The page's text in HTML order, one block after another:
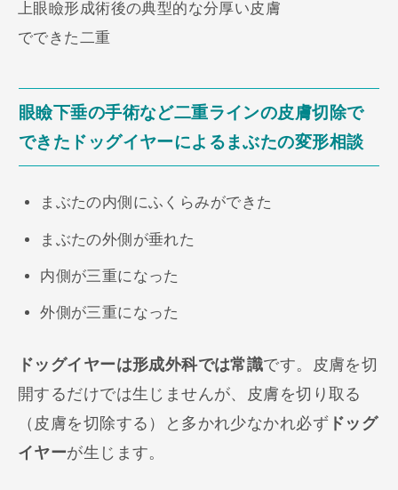
上眼瞼形成術後の典型的な分厚い皮膚
でできた二重
眼瞼下垂の手術など二重ラインの皮膚切除で
できたドッグイヤーによるまぶたの変形相談
まぶたの内側にふくらみができた
まぶたの外側が垂れた
内側が三重になった
外側が三重になった
ドッグイヤーは形成外科では常識です。皮膚を切
開するだけでは生じませんが、皮膚を切り取る
（皮膚を切除する）と多かれ少なかれ必ずドッグ
イヤーが生じます。